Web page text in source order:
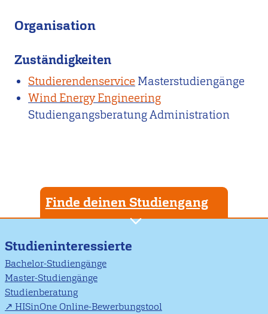
Organisation
Zuständigkeiten
Studierendenservice Masterstudiengänge
Wind Energy Engineering
Studiengangsberatung Administration
Finde deinen Studiengang
Studieninteressierte
Bachelor-Studiengänge
Master-Studiengänge
Studienberatung
HISinOne Online-Bewerbungstool